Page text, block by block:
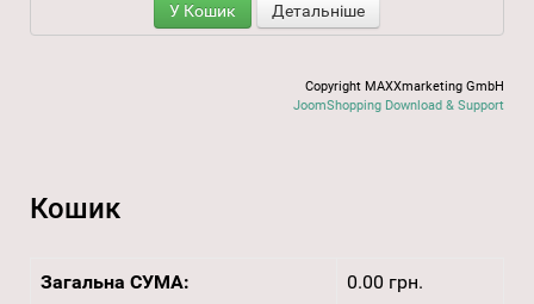
У Кошик Детальніше
Copyright MAXXmarketing GmbH
JoomShopping Download & Support
Кошик
Загальна СУМА: 0.00 грн.